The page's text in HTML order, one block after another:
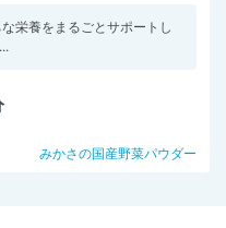
栄養をまるごとサポートし
みかさの国産野菜パウダー